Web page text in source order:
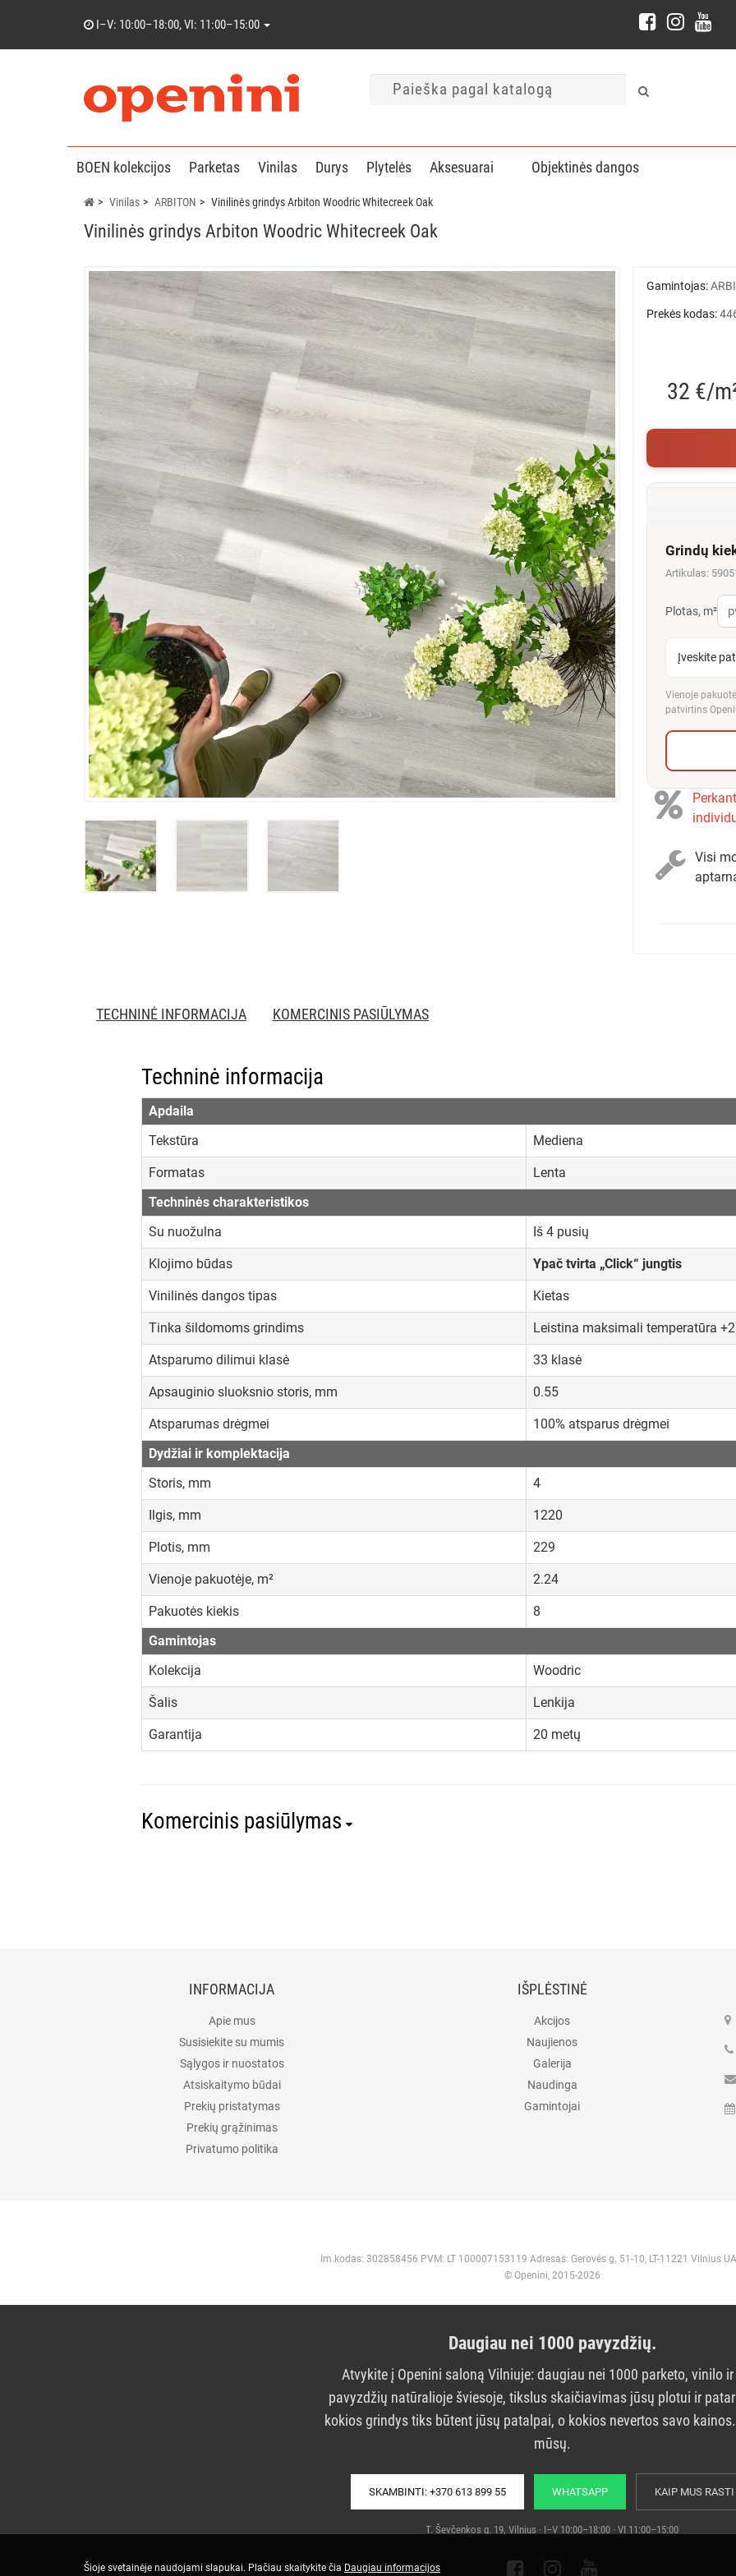
I–V: 10:00–18:00, VI: 11:00–15:00
BOEN kolekcijos Parketas Vinilas Durys Plytelės Aksesuarai Objektinės dangos
Vinilas ARBITON Vinilinės grindys Arbiton Woodric Whitecreek Oak
Vinilinės grindys Arbiton Woodric Whitecreek Oak
Gamintojas:
Prekės kodas:
32 €/
Grindų
Artikulas:
Plotas, m²
Įveskite
Vienoje
patvirtins
Visi
TECHNINĖ INFORMACIJA KOMERCINIS PASIŪLYMAS
Techninė informacija
Apdaila
Tekstūra
Mediena
Formatas
Lenta
Techninės charakteristikos
Su nuožulna
Iš 4 pusių
Klojimo būdas Ypač tvirta „Click“ jungtis
Vinilinės dangos tipas Kietas
Tinka šildomoms grindims Leistina maksimali temperatūra
Atsparumo dilimui klasė 33 klasė
Apsauginio sluoksnio storis, mm 0.55
Atsparumas drėgmei
100% atsparus drėgmei
Dydžiai ir komplektacija
Storis, mm
4
Ilgis, mm 1220
Plotis, mm 229
Vienoje pakuotėje, m² 2.24
Pakuotės kiekis
8
Gamintojas
Kolekcija
Woodric
Šalis Lenkija
Garantija 20 metų
Komercinis pasiūlymas
INFORMACIJA
Apie mus
Susisiekite su mumis
Sąlygos ir nuostatos
Atsiskaitymo būdai
Prekių pristatymas
Prekių grąžinimas
Privatumo politika
IŠPLĖSTINĖ
Akcijos
Naujienos
Galerija
Naudinga
Gamintojai
Im.kodas: 302858456 PVM: LT 100007153119 Adresas: Gerovės g. 51-10, LT-11221 Vilnius
© Openini, 2015-2026
Daugiau nei 1000 pavyzdžių.
Atvykite į Openini saloną Vilniuje: daugiau nei 1000 parketo, vinilo
pavyzdžių natūralioje šviesoje, tikslus skaičiavimas jūsų plotui ir
kokios grindys tiks būtent jūsų patalpai, o kokios nevertos savo
mūsų.
SKAMBINTI: +370 613 899 55 WHATSAPP KAIP MUS RASTI
T. Ševčenkos g. 19, Vilnius · I–V 10:00–18:00 · VI 11:00–15:00
Šioje svetainėje naudojami slapukai. Plačiau skaitykite čia Daugiau informacijos